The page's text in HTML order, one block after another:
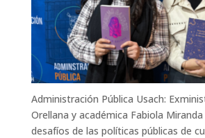
Administración Pública Usach:
Orellana y académica Fabiola
desafíos de las políticas públicas de